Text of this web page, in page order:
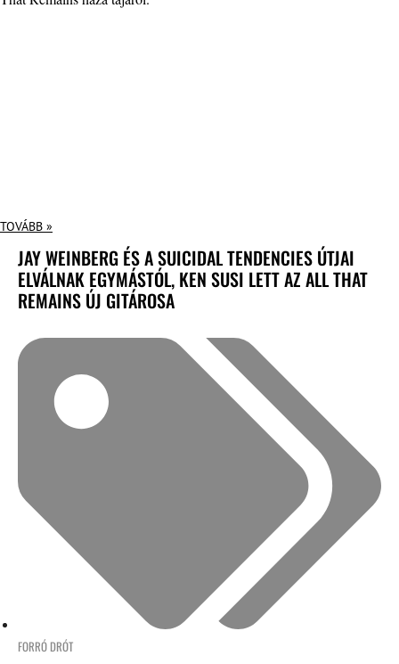
TOVÁBB »
JAY WEINBERG ÉS A SUICIDAL TENDENCIES ÚTJAI
ELVÁLNAK EGYMÁSTÓL, KEN SUSI LETT AZ ALL THAT
REMAINS ÚJ GITÁROSA
FORRÓ DRÓT